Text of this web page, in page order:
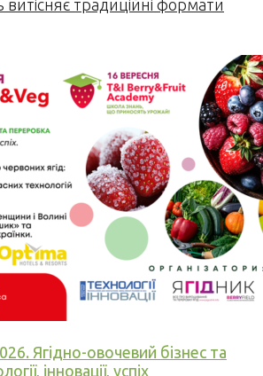
витісняє традиційні формати
Ягідно-овочевий бізнес та
інновації, успіх